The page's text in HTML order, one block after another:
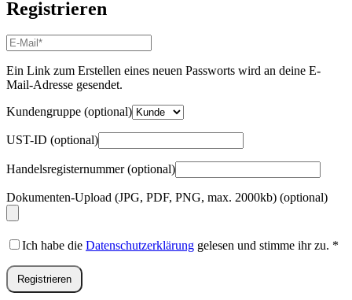
Registrieren
E-
Mail-
Adresse*
Erforderlich
Ein Link zum Erstellen eines neuen Passworts wird an deine E-
Mail-Adresse gesendet.
Kundengruppe (optional)
UST-ID (optional)
Handelsregisternummer(optional)
Dokumenten-Upload (JPG, PDF, PNG, max. 2000kb) (optional)
Ich habe die Datenschutzerklärung gelesen und stimme ihr zu. *
Registrieren